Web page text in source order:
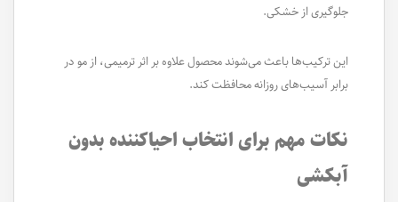
جلوگیری از خشکی.
این ترکیب‌ها باعث می‌شوند محصول علاوه بر اثر ترمیمی، از مو در
برابر آسیب‌های روزانه محافظت کند.
نکات مهم برای انتخاب احیاکننده بدون
آبکشی